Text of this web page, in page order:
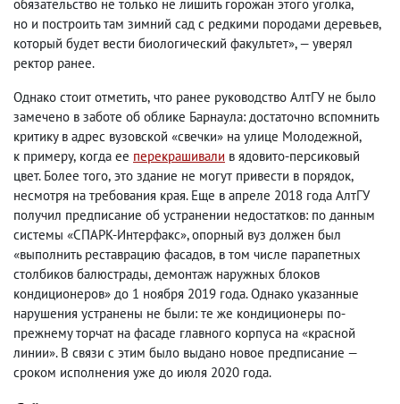
обязательство не только не лишить горожан этого уголка,
но и построить там зимний сад с редкими породами деревьев,
который будет вести биологический факультет», — уверял
ректор ранее.
Однако стоит отметить, что ранее руководство АлтГУ не было
замечено в заботе об облике Барнаула: достаточно вспомнить
критику в адрес вузовской «свечки» на улице Молодежной,
к примеру, когда ее перекрашивали в ядовито-персиковый
цвет. Более того, это здание не могут привести в порядок,
несмотря на требования края. Еще в апреле 2018 года АлтГУ
получил предписание об устранении недостатков: по данным
системы «СПАРК-Интерфакс», опорный вуз должен был
«выполнить реставрацию фасадов, в том числе парапетных
столбиков балюстрады, демонтаж наружных блоков
кондиционеров» до 1 ноября 2019 года. Однако указанные
нарушения устранены не были: те же кондиционеры по-
прежнему торчат на фасаде главного корпуса на «красной
линии». В связи с этим было выдано новое предписание —
сроком исполнения уже до июля 2020 года.